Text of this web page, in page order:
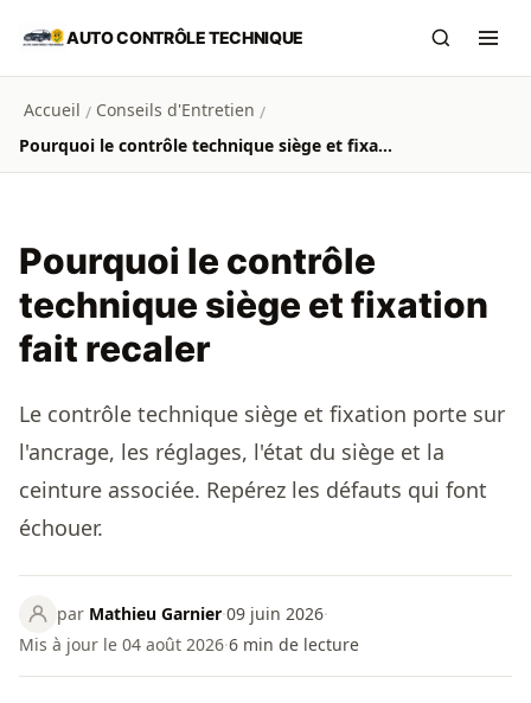
Aller au contenu principal
AUTO CONTRÔLE TECHNIQUE
Accueil / Conseils d'Entretien /
Pourquoi le contrôle technique siège et fixation fait recaler
Pourquoi le contrôle
technique siège et fixation
fait recaler
Le contrôle technique siège et fixation porte sur
l'ancrage, les réglages, l'état du siège et la
ceinture associée. Repérez les défauts qui font
échouer.
par Mathieu Garnier·09 juin 2026·
Mis à jour le 04 août 2026·6 min de lecture